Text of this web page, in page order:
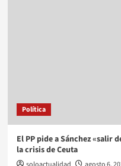
Política
El PP pide a Sánchez «salir
la crisis de Ceuta